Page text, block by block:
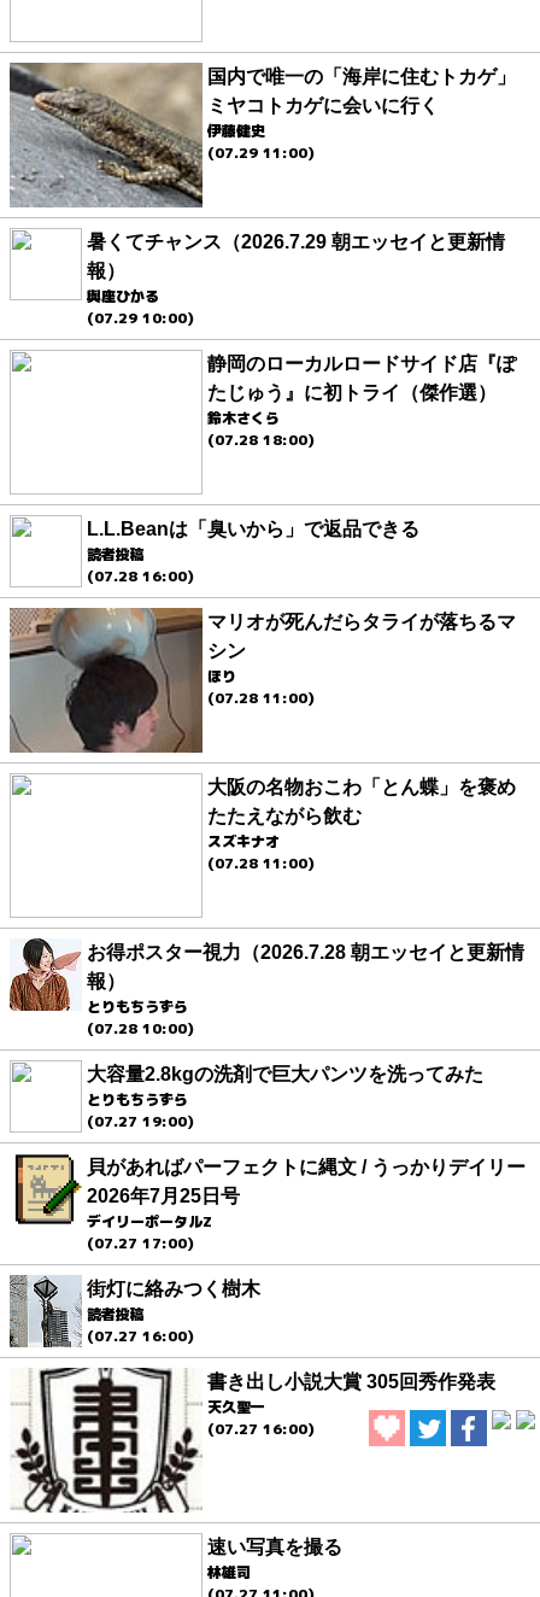
国内で唯一の「海岸に住むトカゲ」
ミヤコトカゲに会いに行く
伊藤健史
(07.29 11:00)
暑くてチャンス（2026.7.29 朝エッセイと更新情
報）
與座ひかる
(07.29 10:00)
静岡のローカルロードサイド店『ぽ
たじゅう』に初トライ（傑作選）
鈴木さくら
(07.28 18:00)
L.L.Beanは「臭いから」で返品できる
読者投稿
(07.28 16:00)
マリオが死んだらタライが落ちるマ
シン
ほり
(07.28 11:00)
大阪の名物おこわ「とん蝶」を褒め
たたえながら飲む
スズキナオ
(07.28 11:00)
お得ポスター視力（2026.7.28 朝エッセイと更新情
報）
とりもちうずら
(07.28 10:00)
大容量2.8kgの洗剤で巨大パンツを洗ってみた
とりもちうずら
(07.27 19:00)
貝があればパーフェクトに縄文 / うっかりデイリー
2026年7月25日号
デイリーポータルZ
(07.27 17:00)
街灯に絡みつく樹木
読者投稿
(07.27 16:00)
書き出し小説大賞 305回秀作発表
天久聖一
(07.27 16:00)
速い写真を撮る
林雄司